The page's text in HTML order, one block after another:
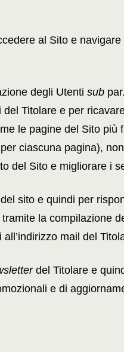
al Sito e
degli Utenti sub
Titolare e per
le pagine del Sito più
ciascuna pagina),
del Sito e migliorare i
sito e quindi per
la compilazione
mail del
del Titolare e
e di